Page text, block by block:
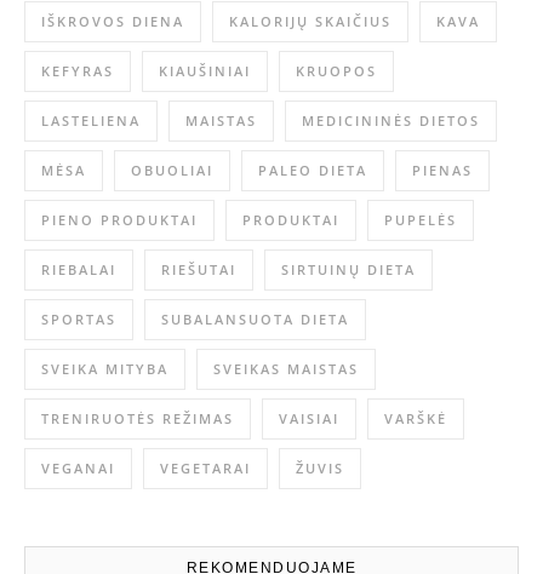
IŠKROVOS DIENA KALORIJŲ SKAIČIUS KAVA
KEFYRAS KIAUŠINIAI KRUOPOS
LASTELIENA MAISTAS MEDICININĖS DIETOS
MĖSA OBUOLIAI PALEO DIETA PIENAS
PIENO PRODUKTAI PRODUKTAI PUPELĖS
RIEBALAI RIEŠUTAI SIRTUINŲ DIETA
SPORTAS SUBALANSUOTA DIETA
SVEIKA MITYBA SVEIKAS MAISTAS
TRENIRUOTĖS REŽIMAS VAISIAI VARŠKĖ
VEGANAI VEGETARAI ŽUVIS
REKOMENDUOJAME